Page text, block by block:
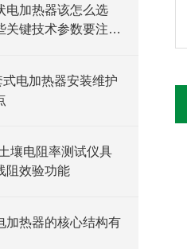
电加热器该怎么选
关键技术参数要注
电加热器安装维护
壤电阻率测试仪具
阻效验功能
加热器的核心结构有